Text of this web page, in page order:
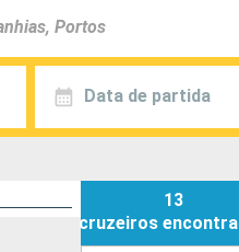
Data de partida
13
cruzeiros